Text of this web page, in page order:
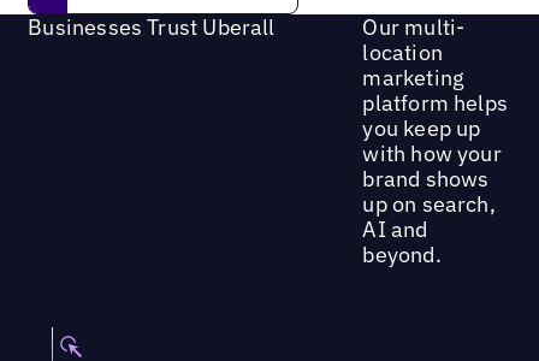
Businesses Trust Uberall
Our multi-
location
marketing
platform helps
you keep up
with how your
brand shows
up on search,
AI and
beyond.